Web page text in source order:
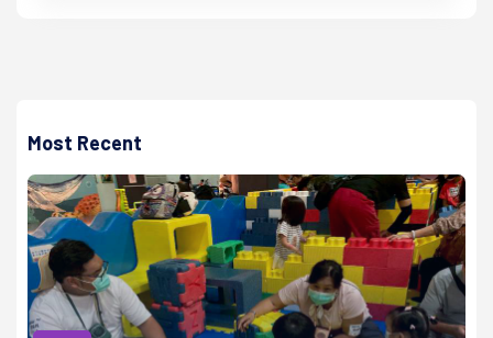
Most Recent